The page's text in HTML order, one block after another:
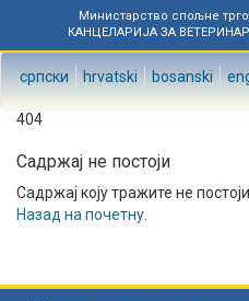
Министарство спољне
КАНЦЕЛАРИЈА ЗА
српски hrvatski bosanski
404
Садржај не постоји
Садржај коју тражите не постоји.
Назад на почетну